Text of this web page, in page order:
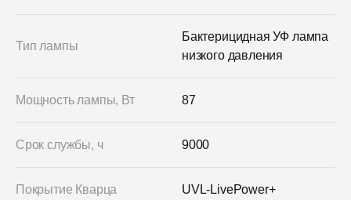
Тип лампы
Бактерицидная УФ лампа
низкого давления
Мощность лампы, Вт 87
Срок службы, ч 9000
Покрытие Кварца UVL-LivePower+